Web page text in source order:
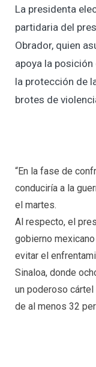
La presidenta
partidaria del
Obrador, quien
apoya la
la protección de
brotes de
“En la fase de
conduciría a la
el martes.
Al respecto, el
gobierno
evitar el
Sinaloa, donde
un poderoso cártel
de al menos 32